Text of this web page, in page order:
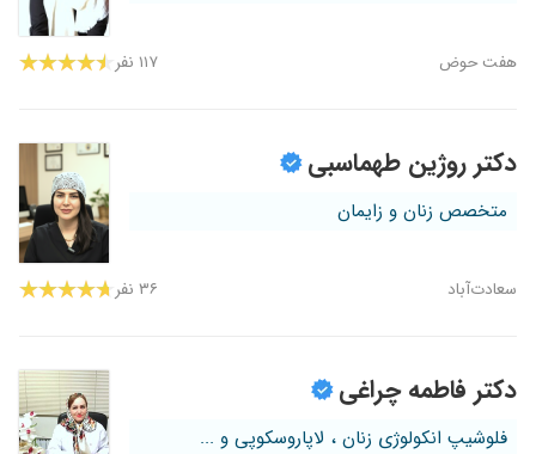
هفت‌ حوض ۱۱۷ نفر
دکتر روژین طهماسبی
متخصص زنان و زایمان
سعادت‌آباد ۳۶ نفر
دکتر فاطمه چراغی
فلوشیپ انکولوژی زنان ، لاپاروسکوپی و ...